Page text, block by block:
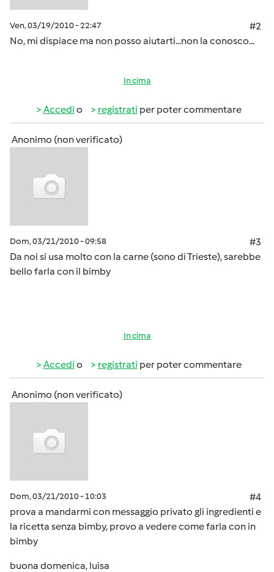
Ven, 03/19/2010 - 22:47
#2
No, mi dispiace ma non posso aiutarti...non la conosco...
In cima
Accedi o registrati per poter commentare
Anonimo (non verificato)
Dom, 03/21/2010 - 09:58
#3
Da noi si usa molto con la carne (sono di Trieste), sarebbe
bello farla con il bimby
In cima
Accedi o registrati per poter commentare
Anonimo (non verificato)
Dom, 03/21/2010 - 10:03
#4
prova a mandarmi con messaggio privato gli ingredienti e
la ricetta senza bimby, provo a vedere come farla con in
bimby
buona domenica, luisa